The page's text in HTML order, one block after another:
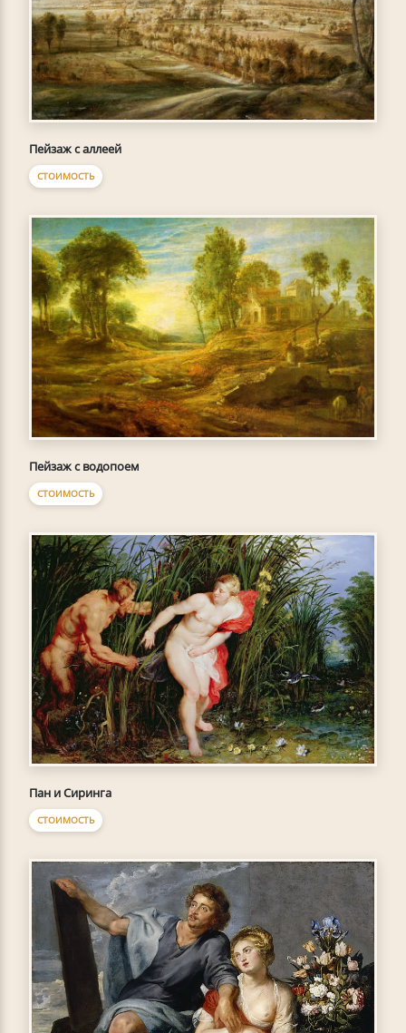
Пейзаж с аллеей
СТОИМОСТЬ
Пейзаж с водопоем
СТОИМОСТЬ
Пан и Сиринга
СТОИМОСТЬ